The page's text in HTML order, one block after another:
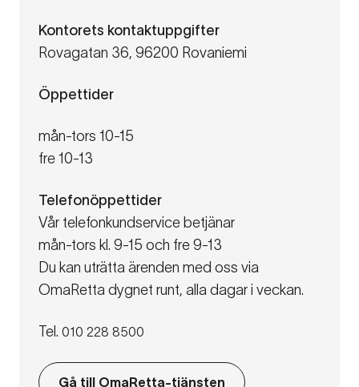
Kontorets kontaktuppgifter
Rovagatan 36, 96200 Rovaniemi
Öppettider
mån-tors 10-15
fre 10-13
Telefonöppettider
Vår telefonkundservice betjänar
mån-tors kl. 9-15 och fre 9-13
Du kan uträtta ärenden med oss via
OmaRetta dygnet runt, alla dagar i veckan.
Tel. 010 228 8500
Gå till OmaRetta-tjänsten